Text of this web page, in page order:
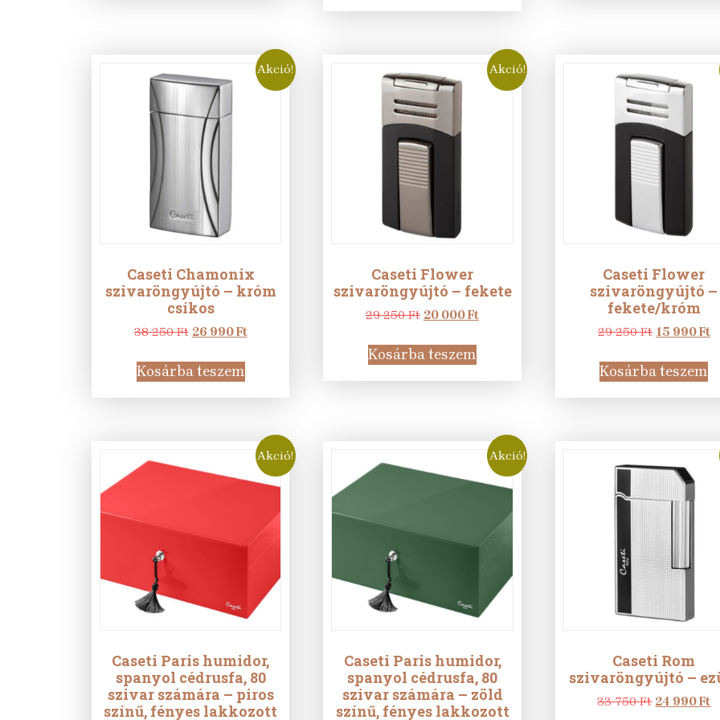
250 Ft.
990 Ft.
Akció!
Caseti Chamonix
szivaröngyújtó – króm
csíkos
38 250Ft Original
was:
38
250 Ft.
26 990FtCurrent
990 Ft.
Kosárba teszem
Akció!
Caseti Flower
szivaröngyújtó – fekete
29 250Ft Original
was:
29
250 Ft.
20 000FtCurrent
000 Ft.
Kosárba teszem
Caseti Flower
szivaröngyújtó –
fekete/króm
29 250Ft Original
was:
29
250 Ft.
15 990Ft
Kosárba teszem
Akció!
Caseti Paris humidor,
spanyol cédrusfa, 80
szivar számára – piros
színű, fényes lakkozott
Akció!
Caseti Paris humidor,
spanyol cédrusfa, 80
szivar számára – zöld
színű, fényes lakkozott
Caseti Rom
szivaröngyújtó –
33 750Ft Original
24 990Ft